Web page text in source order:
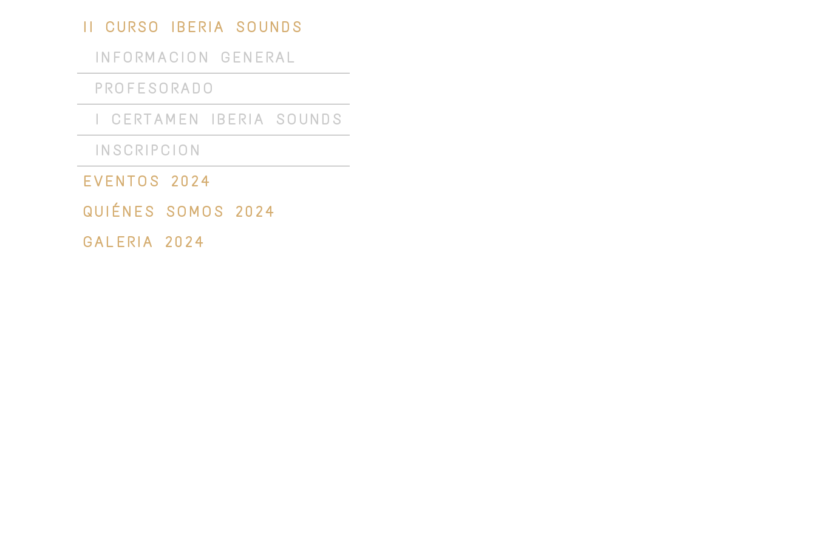
II CURSO IBERIA SOUNDS
INFORMACION GENERAL
PROFESORADO
I CERTAMEN IBERIA SOUNDS
INSCRIPCION
EVENTOS 2024
QUIÉNES SOMOS 2024
GALERIA 2024